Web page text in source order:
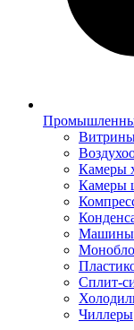
Камеры
Камеры
Машины
Сплит-
Чиллеры